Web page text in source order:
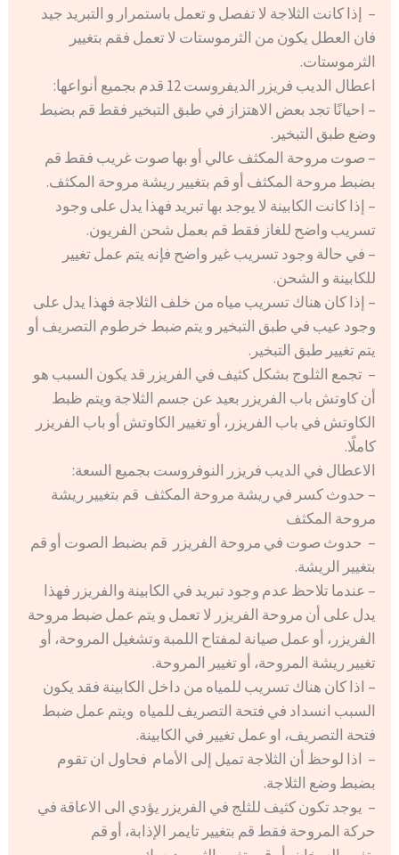
– إذا كانت الثلاجة لا تفصل و تعمل باستمرار و التبريد جيد
فان العطل يكون من الثرموستات لا تعمل فقم بتغيير
الثرموستات.
اعطال الديب فريزر الديفروست 12 قدم بجميع أنواعها:
– احيانًا تجد بعض الاهتزاز في طبق التبخير فقط قم بضبط
وضع طبق التبخير.
– صوت مروحة المكثف عالي أو بها صوت غريب فقط قم
بضبط مروحة المكثف أو قم بتغيير ريشة مروحة المكثف.
– إذا كانت الكابينة لا يوجد بها تبريد فهذا يدل على وجود
تسريب واضح للغاز فقط قم بعمل شحن الفريون.
– في حالة وجود تسريب غير واضح فإنه يتم عمل تغيير
للكابينة و الشحن.
– إذا كان هناك تسريب مياه من خلف الثلاجة فهذا يدل على
وجود عيب في طبق التبخير و يتم ضبط خرطوم التصريف أو
يتم تغيير طبق التبخير.
– تجمع الثلوج بشكل كثيف في الفريزر قد يكون السبب هو
أن كاوتش باب الفريزر بعيد عن جسم الثلاجة ويتم ظبط
الكاوتش في باب الفريزر، أو تغيير الكاوتش أو باب الفريزر
كاملًا.
الاعطال في الديب فريزر النوفروست بجميع السعة:
– حدوث كسر في ريشة مروحة المكثف قم بتغيير ريشة
مروحة المكثف
– حدوث صوت في مروحة الفريزر قم بضبط الصوت أو قم
بتغيير الريشة.
– عندما تلاحظ عدم وجود تبريد في الكابينة والفريزر فهذا
يدل على أن مروحة الفريزر لا تعمل و يتم عمل ضبط مروحة
الفريزر، أو عمل صيانة لمفتاح اللمبة وتشغيل المروحة، أو
تغيير ريشة المروحة، أو تغيير المروحة.
– اذا كان هناك تسريب للمياه من داخل الكابينة فقد يكون
السبب انسداد في فتحة التصريف للمياه ويتم عمل ضبط
فتحة التصريف، او عمل تغيير في الكابينة.
– اذا لوحظ أن الثلاجة تميل إلى الأمام فحاول ان تقوم
بضبط وضع الثلاجة.
– يوجد تكون كثيف للثلج في الفريزر يؤدي الى الاعاقة في
حركة المروحة فقط قم بتغيير تايمر الإذابة، أو قم